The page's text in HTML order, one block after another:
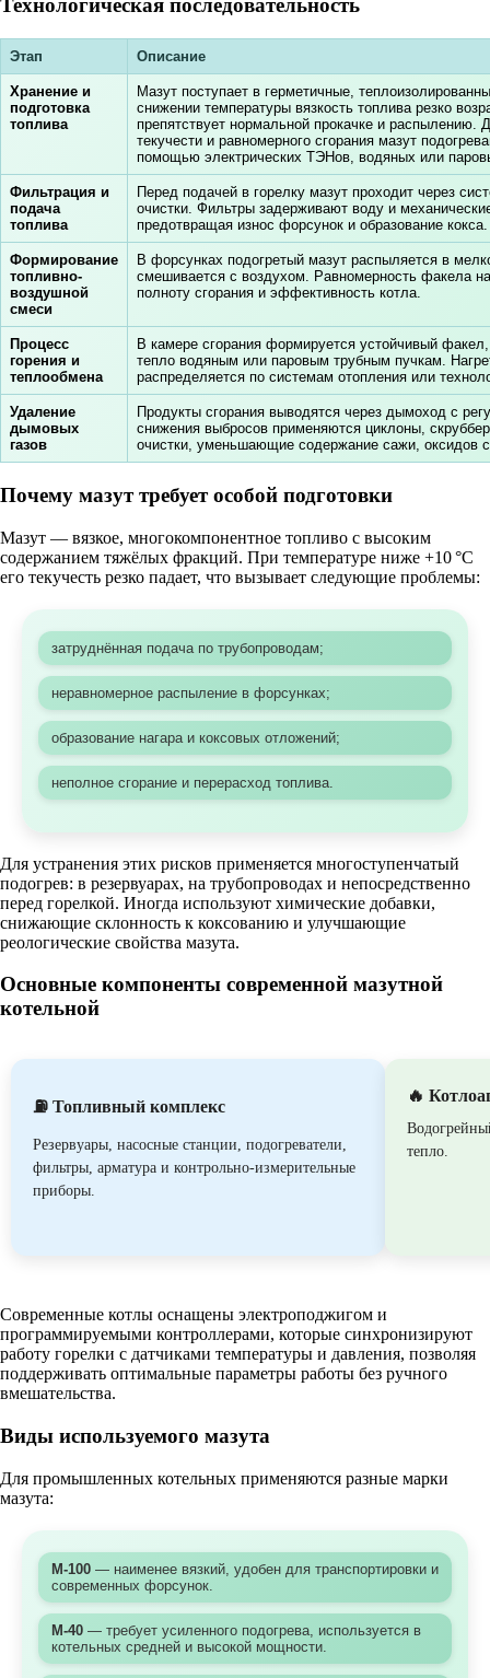
Технологическая последовательность
Этап Описание
Хранение и
подготовка
топлива
Мазут поступает в герметичные,
снижении температуры вязкость топлива резко
препятствует нормальной прокачке и распылению.
текучести и равномерного сгорания мазут
помощью электрических ТЭНов, водяных или
Фильтрация и
подача
топлива
Перед подачей в горелку мазут проходит через
очистки. Фильтры задерживают воду и
предотвращая износ форсунок и образование кокса.
Формирование
топливно-
воздушной
смеси
В форсунках подогретый мазут распыляется в
смешивается с воздухом. Равномерность факела
полноту сгорания и эффективность котла.
Процесс
горения и
теплообмена
В камере сгорания формируется устойчивый
тепло водяным или паровым трубным пучкам.
распределяется по системам отопления или
Удаление
дымовых
газов
Продукты сгорания выводятся через дымоход с
снижения выбросов применяются циклоны,
очистки, уменьшающие содержание сажи, оксидов
Почему мазут требует особой подготовки
Мазут — вязкое, многокомпонентное топливо с высоким
содержанием тяжёлых фракций. При температуре ниже +10 °C
его текучесть резко падает, что вызывает следующие проблемы:
затруднённая подача по трубопроводам;
неравномерное распыление в форсунках;
образование нагара и коксовых отложений;
неполное сгорание и перерасход топлива.
Для устранения этих рисков применяется многоступенчатый
подогрев: в резервуарах, на трубопроводах и непосредственно
перед горелкой. Иногда используют химические добавки,
снижающие склонность к коксованию и улучшающие
реологические свойства мазута.
Основные компоненты современной мазутной
котельной
⛽ Топливный комплекс
Резервуары, насосные станции, подогреватели,
фильтры, арматура и контрольно-измерительные
приборы.
🔥
тепло.
Современные котлы оснащены электроподжигом и
программируемыми контроллерами, которые синхронизируют
работу горелки с датчиками температуры и давления, позволяя
поддерживать оптимальные параметры работы без ручного
вмешательства.
Виды используемого мазута
Для промышленных котельных применяются разные марки
мазута:
М-100 — наименее вязкий, удобен для транспортировки и
современных форсунок.
М-40 — требует усиленного подогрева, используется в
котельных средней и высокой мощности.